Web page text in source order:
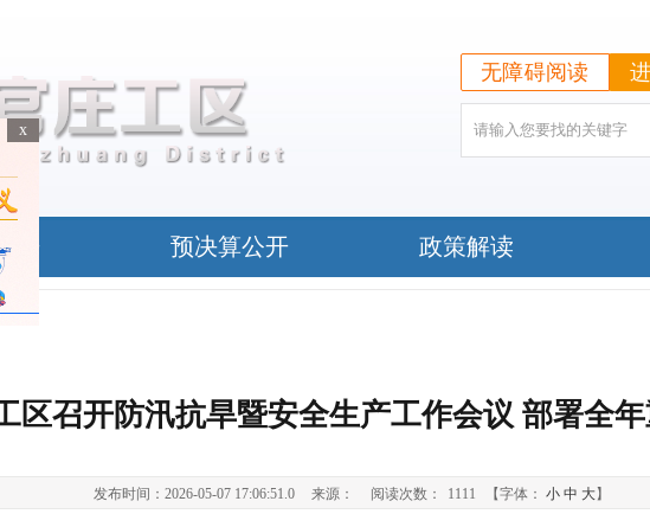
无障碍阅读
开 预决算公开 政策解读
区召开防汛抗旱暨安全生产工作会议 部署全
发布时间：2026-05-07 17:06:51.0 来源： 阅读次数： 1111 【字体： 小 中 大】
x
x